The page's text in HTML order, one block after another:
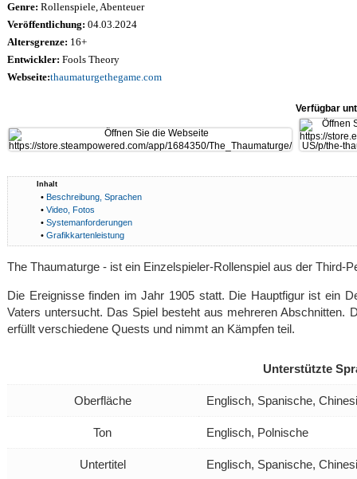
Genre: Rollenspiele, Abenteuer
Veröffentlichung: 04.03.2024
Altersgrenze: 16+
Entwickler: Fools Theory
Webseite:thaumaturgethegame.com
Verfügbar
Inhalt
• Beschreibung, Sprachen
• Video, Fotos
• Systemanforderungen
• Grafikkartenleistung
The Thaumaturge - ist ein Einzelspieler-Rollenspiel aus der Third-
Die Ereignisse finden im Jahr 1905 statt. Die Hauptfigur ist ein
Vaters untersucht. Das Spiel besteht aus mehreren Abschnitten.
erfüllt verschiedene Quests und nimmt an Kämpfen teil.
Unterstützte
Oberfläche Englisch, Spanische,
Ton Englisch, Polnische
Untertitel Englisch, Spanische,